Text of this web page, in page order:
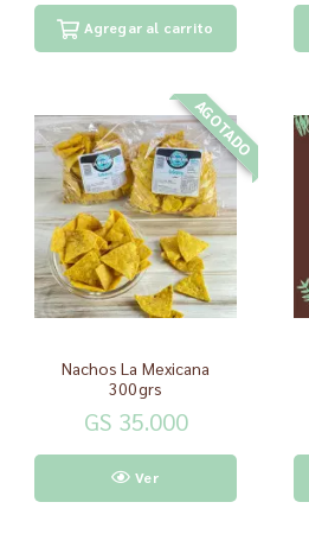
Agregar al carrito
AGOTADO
Nachos La Mexicana
300grs
GS 35.000
Ver